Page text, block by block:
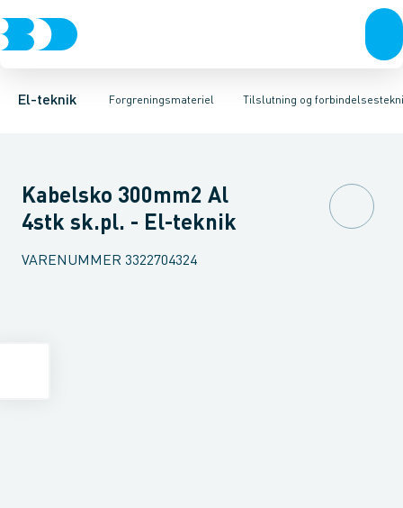
El-teknik Forgreningsmateriel
Afbrydere, stikkontakter & lampeudtagForgreningsmateriel
Tilslutning og
KabelgennemføringsmaterielRækkeklemmerTilslutning og
Krone- og samlemuffeTapePreskabelsko AL Isoleret
Kabelsko 300mm2 Al
4stk sk.pl. - El-teknik
VARENUMMER 3322704324